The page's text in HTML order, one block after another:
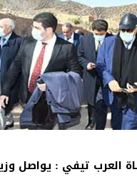
العرب تيفي : يواصل